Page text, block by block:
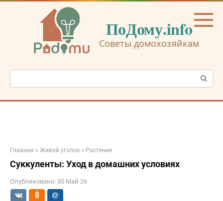
Перейти
ПоДому.info
Советы домохозяйкам
Поиск:
Главная » Живой уголок » Растения
Суккуленты: Уход в домашних условиях
Опубликовано: 30 Май 26